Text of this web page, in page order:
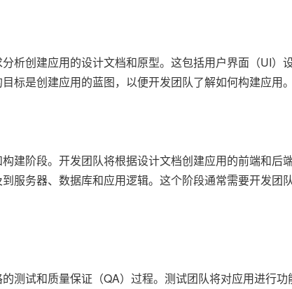
析创建应用的设计文档和原型。这包括用户界面（UI）
标是创建应用的蓝图，以便开发团队了解如何构建应用。
建阶段。开发团队将根据设计文档创建应用的前端和后
服务器、数据库和应用逻辑。这个阶段通常需要开发团
测试和质量保证（QA）过程。测试团队将对应用进行